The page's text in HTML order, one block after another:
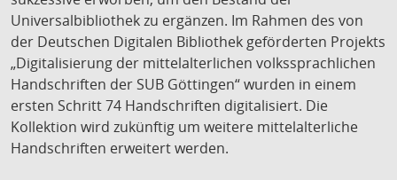
Universalbibliothek zu ergänzen. Im Rahmen des von
der Deutschen Digitalen Bibliothek geförderten Projekts
„Digitalisierung der mittelalterlichen volkssprachlichen
Handschriften der SUB Göttingen“ wurden in einem
ersten Schritt 74 Handschriften digitalisiert. Die
Kollektion wird zukünftig um weitere mittelalterliche
Handschriften erweitert werden.